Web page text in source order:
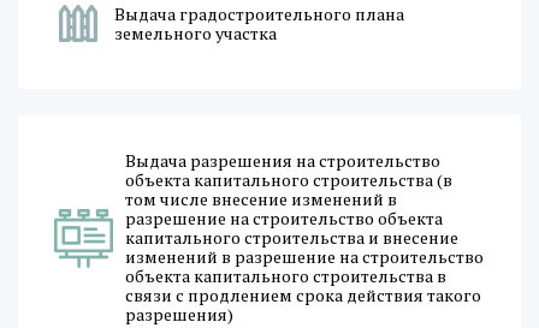
Выдача градостроительного плана
земельного участка
Выдача разрешения на строительство
объекта капитального строительства (в
том числе внесение изменений в
разрешение на строительство объекта
капитального строительства и внесение
изменений в разрешение на строительство
объекта капитального строительства в
связи с продлением срока действия такого
разрешения)